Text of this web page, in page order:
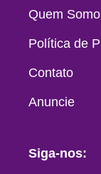
Quem
Política de
Contato
Anuncie
Siga-nos: